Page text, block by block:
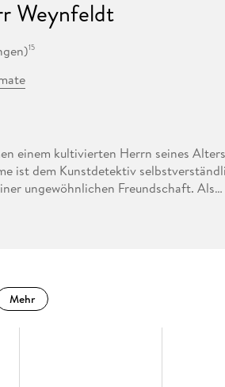
Weynfeldt
)15
einem kultivierten Herrn seines
ist dem Kunstdetektiv
ungewöhnlichen Freundschaft. Als
Mehr